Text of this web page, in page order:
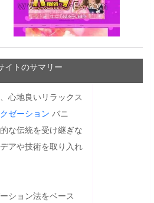
イトのサマリー
、心地良いリラックス
ゼーション バニ
な伝統を受け継ぎな
アや技術を取り入れ
ション法をベース